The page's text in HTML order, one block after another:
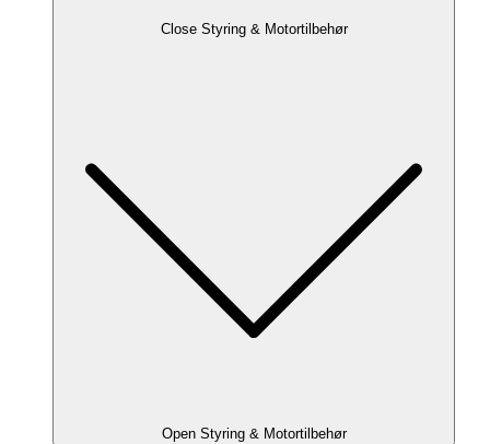
Close Styring & Motortilbehør
Open Styring & Motortilbehør